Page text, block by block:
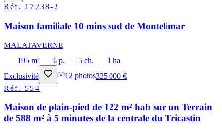
Réf. 17238-2
Maison familiale 10 mins sud de Montelimar
MALATAVERNE
195 m²
6 p. 5 ch.
1 ha
Exclusivité
12 photos325 000 €
Réf. 554
Maison de plain-pied de 122 m² hab sur un Terrain
de 588 m² à 5 minutes de la centrale du Tricastin